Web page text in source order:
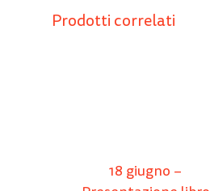
Prodotti correlati
18 giugno –